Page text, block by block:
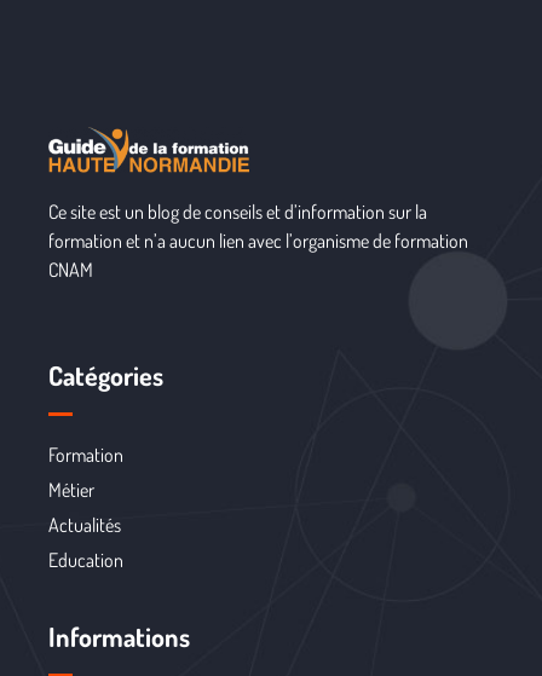
Ce site est un blog de conseils et d’information sur la
formation et n’a aucun lien avec l’organisme de formation
CNAM
Catégories
Formation
Métier
Actualités
Education
Informations